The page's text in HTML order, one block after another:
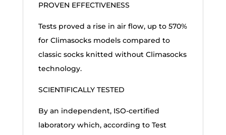
PROVEN EFFECTIVENESS
Tests proved a rise in air flow, up to 570%
for Climasocks models compared to
classic socks knitted without Climasocks
technology.
SCIENTIFICALLY TESTED
By an independent, ISO-certified
laboratory which, according to Test